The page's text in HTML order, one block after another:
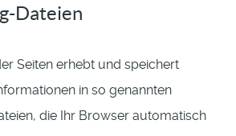
Dateien
Seiten erhebt und speichert
in so genannten
die Ihr Browser automatisch